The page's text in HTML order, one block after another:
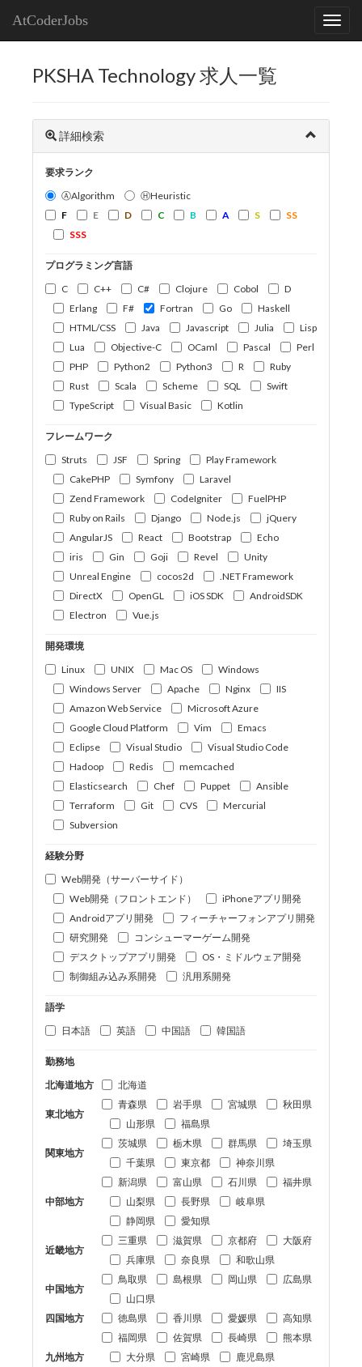
AtCoderJobs
PKSHA Technology 求人一覧
詳細検索
要求ランク
ⒶAlgorithm
ⒽHeuristic
F
E D C B A S
SS
SSS
プログラミング言語
C
C++ C# Clojure Cobol
D
Erlang
F# Fortran Go
Haskell
HTML/CSS
Java Javascript Julia
Lisp
Lua
Objective-C OCaml Pascal
Perl
PHP
Python2 Python3 R
Ruby
Rust
Scala Scheme SQL
Swift
TypeScript
Visual Basic Kotlin
フレームワーク
Struts
JSF Spring
Play Framework
CakePHP
Symfony
Laravel
Zend Framework
CodeIgniter
FuelPHP
Ruby on Rails
Django Node.js
jQuery
AngularJS
React Bootstrap
Echo
iris
Gin Goji Revel
Unity
Unreal Engine
cocos2d
.NET Framework
DirectX
OpenGL iOS SDK
AndroidSDK
Electron
Vue.js
開発環境
Linux
UNIX Mac OS
Windows
Windows Server
Apache Nginx
IIS
Amazon Web Service
Microsoft Azure
Google Cloud Platform
Vim
Emacs
Eclipse
Visual Studio
Visual Studio Code
Hadoop
Redis
memcached
Elasticsearch
Chef Puppet
Ansible
Terraform
Git CVS
Mercurial
Subversion
経験分野
Web開発（サーバーサイド）
Web開発（フロントエンド）
iPhoneアプリ開発
Androidアプリ開発
フィーチャーフォンアプリ開発
研究開発
コンシューマーゲーム開発
デスクトップアプリ開発
OS・ミドルウェア開発
制御組み込み系開発
汎用系開発
語学
日本語
英語 中国語 韓国語
勤務地
北海道地方
北海道
東北地方
青森県 岩手県 宮城県
秋田県
山形県
福島県
関東地方
茨城県 栃木県 群馬県
埼玉県
千葉県
東京都 神奈川県
中部地方
新潟県 富山県 石川県
福井県
山梨県
長野県
岐阜県
静岡県
愛知県
近畿地方
三重県 滋賀県 京都府
大阪府
兵庫県
奈良県 和歌山県
中国地方
鳥取県 島根県 岡山県
広島県
山口県
四国地方
徳島県 香川県 愛媛県 高知県
九州地方
福岡県 佐賀県 長崎県
熊本県
大分県
宮崎県
鹿児島県